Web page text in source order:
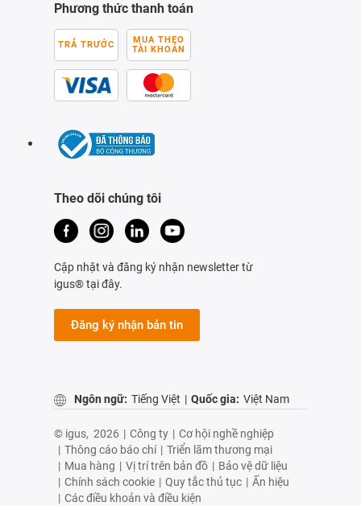
Phương thức thanh toán
TRẢ TRƯỚC
MUA THEO
TÀI KHOẢN
Theo dõi chúng tôi
Cập nhật và đăng ký nhận newsletter từ
igus® tại đây.
Đăng ký nhận bản tin
Ngôn ngữ: Tiếng Việt | Quốc gia: Việt Nam
© igus, 2026 | Công ty | Cơ hội nghề nghiệp
| Thông cáo báo chí | Triển lãm thương mại
| Mua hàng | Vị trí trên bản đồ | Bảo vệ dữ liệu
| Chính sách cookie | Quy tắc thủ tục | Ấn hiệu
| Các điều khoản và điều kiện